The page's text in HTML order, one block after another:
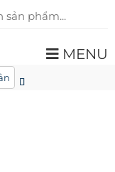
MENU